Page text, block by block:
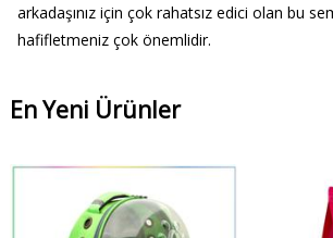
arkadaşınız için çok rahatsız edici olan bu
hafifletmeniz çok önemlidir.
En Yeni Ürünler